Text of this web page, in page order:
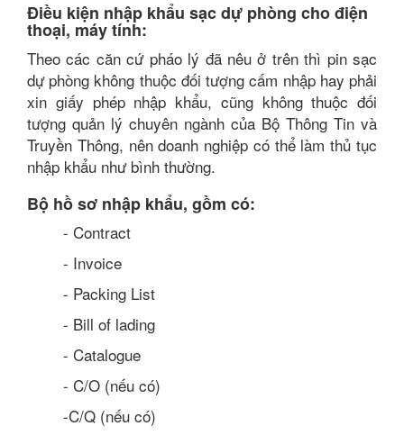
Điều kiện nhập khẩu sạc dự phòng cho điện
thoại, máy tính:
Theo các căn cứ pháo lý đã nêu ở trên thì pin sạc
dự phòng không thuộc đối tượng cấm nhập hay phải
xin giấy phép nhập khẩu, cũng không thuộc đối
tượng quản lý chuyên ngành của Bộ Thông Tin và
Truyền Thông, nên doanh nghiệp có thể làm thủ tục
nhập khẩu như bình thường.
Bộ hồ sơ nhập khẩu, gồm có:
- Contract
- Invoice
- Packing List
- Bill of lading
- Catalogue
- C/O (nếu có)
-C/Q (nếu có)